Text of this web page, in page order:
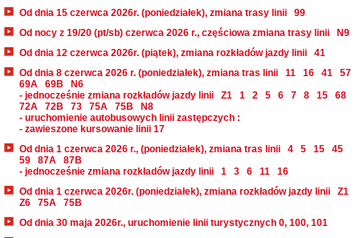
Od dnia 15 czerwca 2026r. (poniedziałek), zmiana trasy linii
99
Od nocy z 19/20 (pt/sb) czerwca 2026 r., częściowa zmiana trasy linii
N9
Od dnia 12 czerwca 2026r. (piątek), zmiana rozkładów jazdy linii
41
Od dnia 8 czerwca 2026 r. (poniedziałek), zmiana tras linii
11 16 41
57
69A
69B
N6
- jednocześnie zmiana rozkładów jazdy linii
Z1 1 2 5 6 7 8 15
68
72A
72B 73 75A 75B
N8
- uruchomienie autobusowych linii zastępczych :
- zawieszone kursowanie linii 17
Od dnia 1 czerwca 2026 r., (poniedziałek), zmiana tras linii
4 5 15
45
59
87A
87B
- jednocześnie zmiana rozkładów jazdy linii
1 3 6 11
16
Od dnia 1 czerwca 2026r. (poniedziałek), zmiana rozkładów jazdy linii
Z1
Z6
75A
75B
Od dnia 30 maja 2026r., uruchomienie linii turystycznych 0, 100, 101